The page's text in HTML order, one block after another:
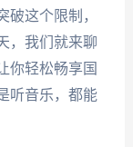
这个限制，
，我们就来聊
你轻松畅享国
听音乐，都能